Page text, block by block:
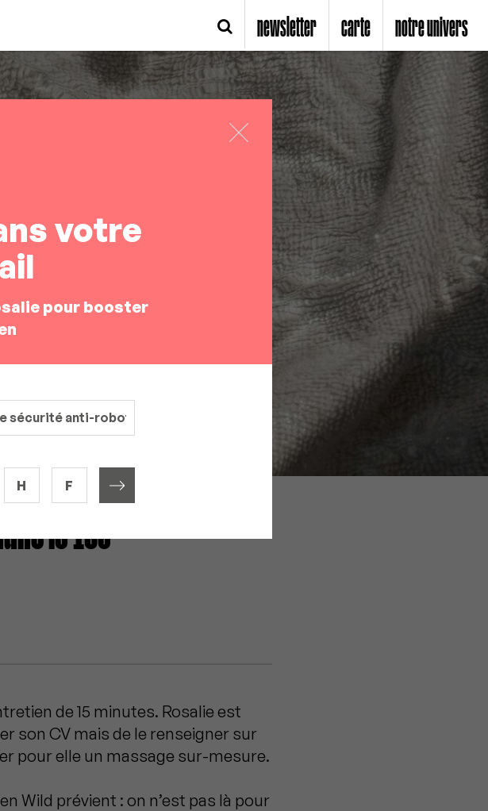
newsletter carte notre univers
le 16e
de 15 minutes. Rosalie est
son CV mais de le renseigner sur
pour elle un massage sur-mesure.
Wild prévient : on n’est pas là pour
votre
pour booster
H F